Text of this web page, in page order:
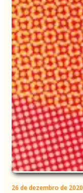
26 de dezembro de 2020